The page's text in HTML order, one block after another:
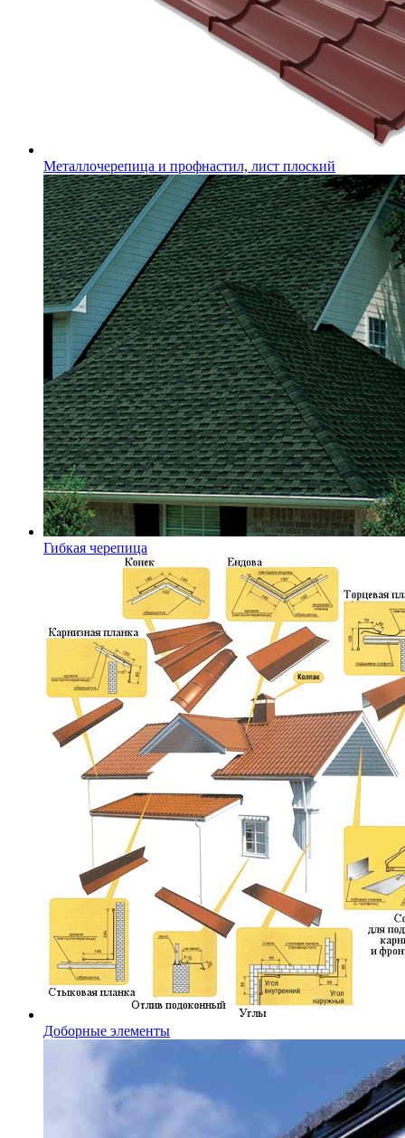
Металлочерепица и профнастил, лист плоский
Гибкая черепица
Доборные элементы